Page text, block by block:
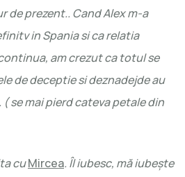
de prezent.. Cand Alex m-a
in Spania si ca relatia
am crezut ca totul se
de deceptie si deznadejde au
se mai pierd cateva petale din
cuMircea. Îl iubesc, mă iubește